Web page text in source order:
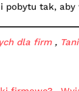
tak, aby
dla firm,